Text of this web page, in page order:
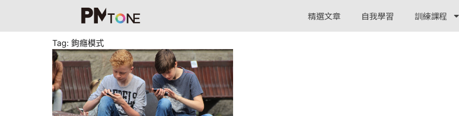
精選文章 自我學習 訓練課程
Tag: 鉤癮模式